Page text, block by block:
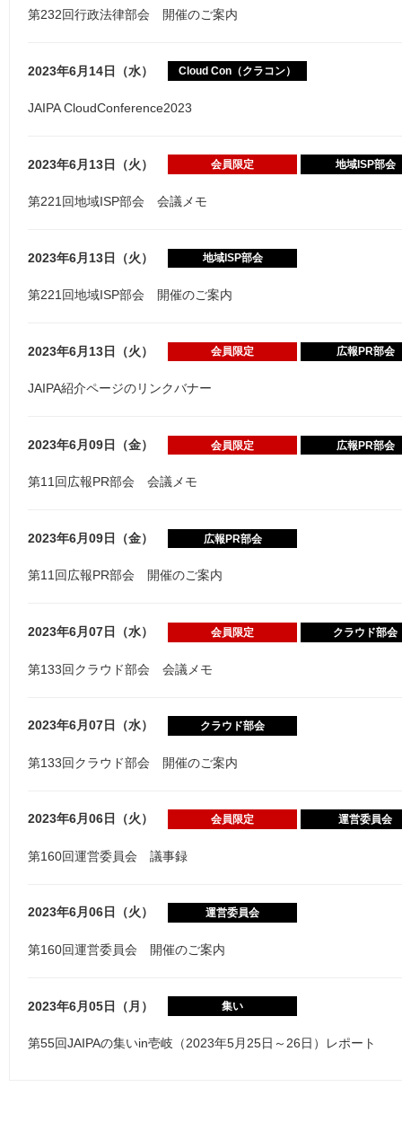
第232回行政法律部会 開催のご案内
2023年6月14日（水） Cloud Con（クラコン）
JAIPA CloudConference2023
2023年6月13日（火） 会員限定 地域ISP部会
第221回地域ISP部会 会議メモ
2023年6月13日（火） 地域ISP部会
第221回地域ISP部会 開催のご案内
2023年6月13日（火） 会員限定 広報PR部会
JAIPA紹介ページのリンクバナー
2023年6月09日（金） 会員限定 広報PR部会
第11回広報PR部会 会議メモ
2023年6月09日（金） 広報PR部会
第11回広報PR部会 開催のご案内
2023年6月07日（水） 会員限定 クラウド部会
第133回クラウド部会 会議メモ
2023年6月07日（水） クラウド部会
第133回クラウド部会 開催のご案内
2023年6月06日（火） 会員限定 運営委員会
第160回運営委員会 議事録
2023年6月06日（火） 運営委員会
第160回運営委員会 開催のご案内
2023年6月05日（月） 集い
第55回JAIPAの集いin壱岐（2023年5月25日～26日）レポート